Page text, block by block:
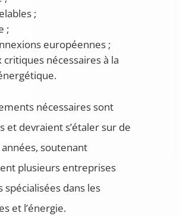
;
;
européennes ;
critiques nécessaires à la
nécessaires sont
et devraient s’étaler sur de
soutenant
plusieurs entreprises
dans les
et l’énergie.